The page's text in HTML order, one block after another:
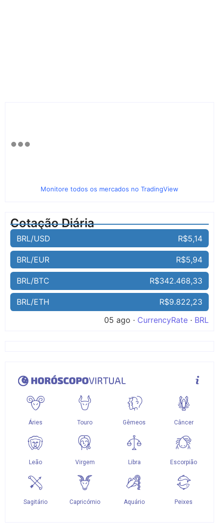
Monitore todos os mercados no TradingView
Cotação Diária
BRL/USD R$5,14
BRL/EUR R$5,94
BRL/BTC R$342.468,33
BRL/ETH
R$9.822,23
05 ago · CurrencyRate · BRL